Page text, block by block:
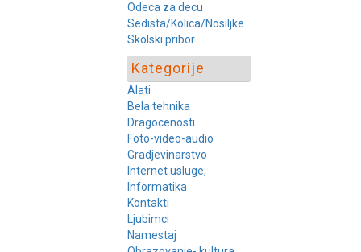
Odeca za decu
Sedista/Kolica/Nosiljke
Skolski pribor
Kategorije
Alati
Bela tehnika
Dragocenosti
Foto-video-audio
Gradjevinarstvo
Internet usluge,
Informatika
Kontakti
Ljubimci
Namestaj